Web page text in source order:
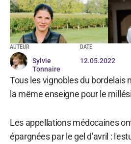
AUTEUR
Sylvie
Tonnaire
DATE
12.05.2022
Tous les vignobles du bordelais
la même enseigne pour le
Les appellations médocaines
épargnées par le gel d'avril :